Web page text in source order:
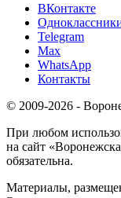
ВКонтакте
Telegram
Max
WhatsApp
Контакты
© 2009-2026 -
При любом
на сайт
обязательна.
Материалы,